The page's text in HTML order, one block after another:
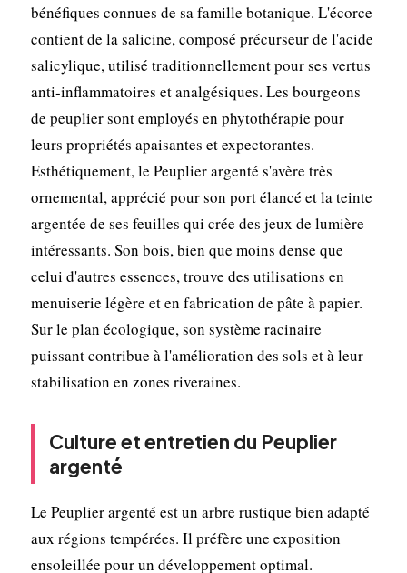
bénéfiques connues de sa famille botanique. L'écorce
contient de la salicine, composé précurseur de l'acide
salicylique, utilisé traditionnellement pour ses vertus
anti-inflammatoires et analgésiques. Les bourgeons
de peuplier sont employés en phytothérapie pour
leurs propriétés apaisantes et expectorantes.
Esthétiquement, le Peuplier argenté s'avère très
ornemental, apprécié pour son port élancé et la teinte
argentée de ses feuilles qui crée des jeux de lumière
intéressants. Son bois, bien que moins dense que
celui d'autres essences, trouve des utilisations en
menuiserie légère et en fabrication de pâte à papier.
Sur le plan écologique, son système racinaire
puissant contribue à l'amélioration des sols et à leur
stabilisation en zones riveraines.
Culture et entretien du Peuplier
argenté
Le Peuplier argenté est un arbre rustique bien adapté
aux régions tempérées. Il préfère une exposition
ensoleillée pour un développement optimal.